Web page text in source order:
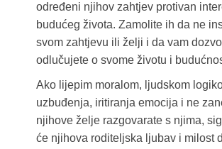
određeni njihov zahtjev protivan
budućeg života. Zamolite ih da ne
svom zahtjevu ili želji i da vam
odlučujete o svome životu i
Ako lijepim moralom, ljudskom
uzbuđenja, iritiranja emocija i ne
njihove želje razgovarate s njima,
će njihova roditeljska ljubav i milost